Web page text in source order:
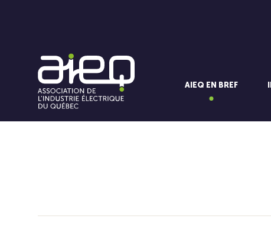
AIEQ EN BREF